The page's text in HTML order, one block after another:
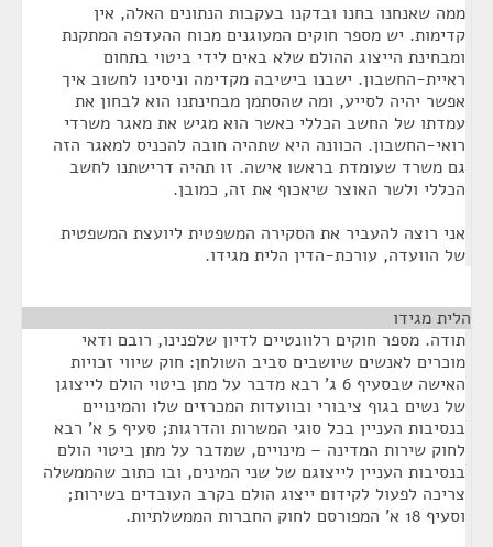
ממה שאנחנו בחנו ובדקנו בעקבות הנתונים האלה, אין
קדימות. יש מספר חוקים המעוגנים מכוח ההעדפה המתקנת
ומבחינת הייצוג ההולם שלא באים לידי ביטוי בתחום
ראיית-החשבון. ישבנו בישיבה מקדימה וניסינו לחשוב איך
אפשר יהיה לסייע, ומה שהסתמן מבחינתנו הוא לבחון את
עמדתו של החשב הכללי כאשר הוא מגיש את מאגר משרדי
רואי-החשבון. הכוונה היא שתהיה חובה להכניס למאגר הזה
גם משרד שעומדת בראשו אישה. זו תהיה דרישתנו לחשב
הכללי ולשר האוצר שיאכוף את זה, כמובן.
אני רוצה להעביר את הסקירה המשפטית ליועצת המשפטית
של הוועדה, עורכת-הדין הלית מגידו.
הלית מגידו
תודה. מספר חוקים רלוונטיים לדיון שלפנינו, רובם ודאי
מוכרים לאנשים שיושבים סביב השולחן: חוק שיווי זכויות
האישה שבסעיף 6 ג' רבא מדבר על מתן ביטוי הולם לייצוגן
של נשים בגוף ציבורי ובוועדות המכרזים שלו והמינויים
בנסיבות העניין בכל סוגי המשרות והדרגות; סעיף 5 א' רבא
לחוק שירות המדינה – מינויים, שמדבר על מתן ביטוי הולם
בנסיבות העניין לייצוגם של שני המינים, ובו כתוב שהממשלה
צריכה לפעול לקידום ייצוג הולם בקרב העובדים בשירות;
וסעיף 18 א' המפורסם לחוק החברות הממשלתיות.